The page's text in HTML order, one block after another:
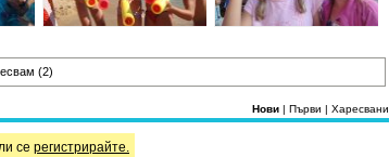
(2)
Нови | Първи | Харесвани
се регистрирайте.